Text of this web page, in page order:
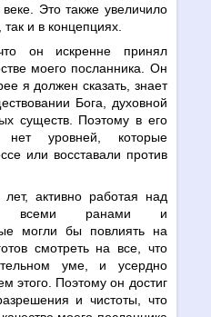
Это также увеличило
и в концепциях.
он искренне принял
моего посланника. Он
я должен сказать, знает
Бога, духовной
существ. Поэтому в его
нет уровней, которые
или восставали против
активно работая над
всеми ранами и
могли бы повлиять на
смотреть на все, что
уме, и усердно
этого. Поэтому он достиг
и чистоты, что